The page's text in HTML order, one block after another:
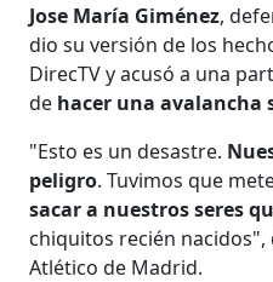
Jose María Giménez,
dio su versión de los
DirecTV y acusó a una
de hacer una avalancha
"Esto es un desastre.
peligro. Tuvimos que
sacar a nuestros seres
chiquitos recién
Atlético de Madrid.